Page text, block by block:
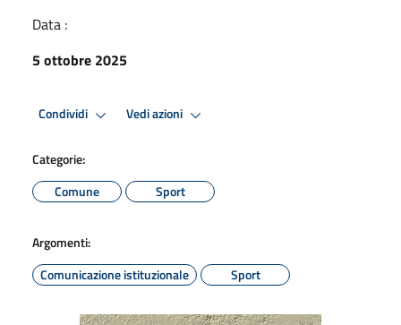
Data :
5 ottobre 2025
Condividi Vedi azioni
Categorie:
Comune
Sport
Argomenti:
Comunicazione istituzionale
Sport